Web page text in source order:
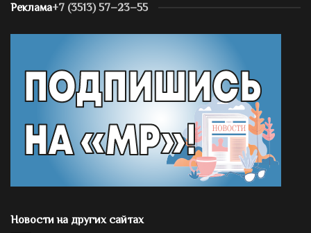
Реклама+7 (3513) 57–23–55
Новости на других сайтах